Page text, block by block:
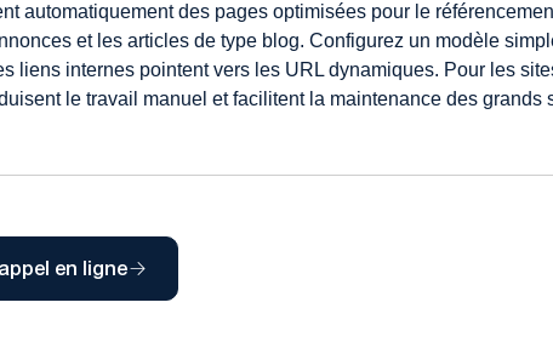
automatiquement des pages optimisées pour le
et les articles de type blog. Configurez un modèle
liens internes pointent vers les URL dynamiques. Pour les
le travail manuel et facilitent la maintenance des grands
en ligne